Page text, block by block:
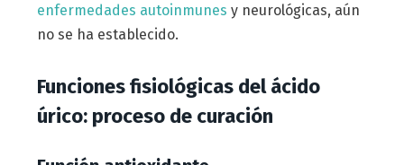
enfermedades autoinmunes y neurológicas, aún
no se ha establecido.
Funciones fisiológicas del ácido
úrico: proceso de curación